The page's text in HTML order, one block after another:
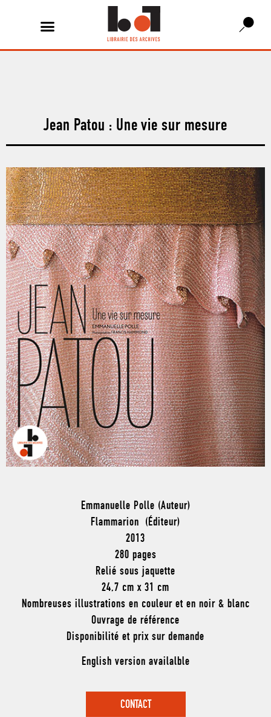
Jean Patou : Une vie sur mesure
Emmanuelle Polle (Auteur)
Flammarion (Éditeur)
2013
280 pages
Relié sous jaquette
24,7 cm x 31 cm
Nombreuses illustrations en couleur et en noir & blanc
Ouvrage de référence
Disponibilité et prix sur demande
English version availalble
CONTACT